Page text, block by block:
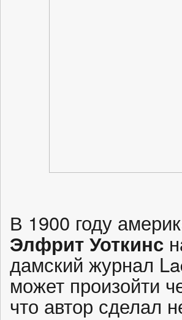
В 1900 году
Элфрит Уоткинс
дамский журнал
может произойти
что автор сделал